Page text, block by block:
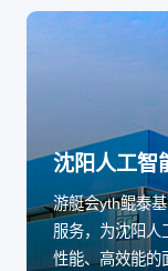
沈阳人工智
游艇会yth鲲泰
服务，为沈阳人
性能、高效能的